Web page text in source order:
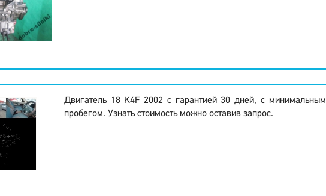
Двигатель 18 K4F 2002 с гарантией 30 дней, с минимальным
пробегом. Узнать стоимость можно оставив запрос.